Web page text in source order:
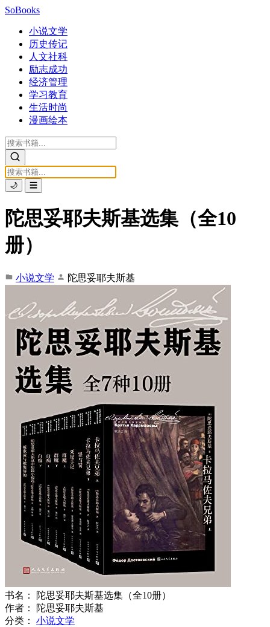
SoBooks
小说文学
历史传记
人文社科
励志成功
经济管理
学习教育
生活时尚
漫画绘本
🌙 ☰
陀思妥耶夫斯基选集（全10
册）
小说文学 陀思妥耶夫斯基
书名：
陀思妥耶夫斯基选集（全10册）
作者：
陀思妥耶夫斯基
分类：
小说文学